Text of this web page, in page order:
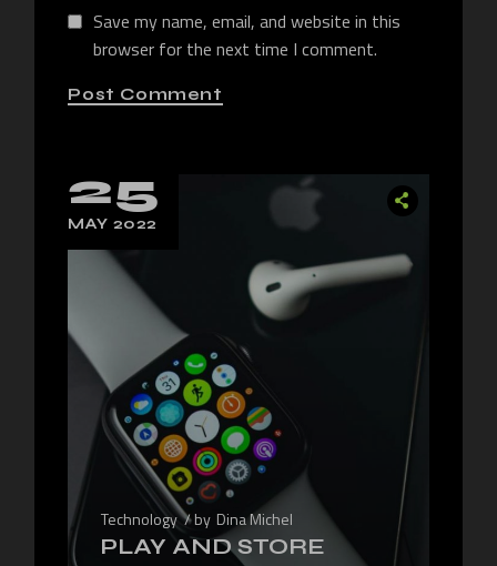
Save my name, email, and website in this
browser for the next time I comment.
Post Comment
25
MAY 2022
Technology by Dina Michel
PLAY AND STORE